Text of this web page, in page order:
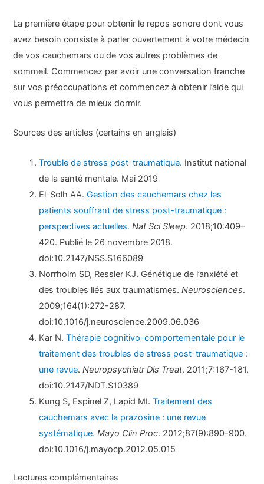
La première étape pour obtenir le repos sonore dont vous
avez besoin consiste à parler ouvertement à votre médecin
de vos cauchemars ou de vos autres problèmes de
sommeil. Commencez par avoir une conversation franche
sur vos préoccupations et commencez à obtenir l’aide qui
vous permettra de mieux dormir.
Sources des articles (certains en anglais)
Trouble de stress post-traumatique. Institut national
de la santé mentale. Mai 2019
El-Solh AA.Gestion des cauchemars chez les
patients souffrant de stress post-traumatique :
perspectives actuelles. Nat Sci Sleep. 2018;10:409–
420. Publié le 26 novembre 2018.
doi:10.2147/NSS.S166089
Norrholm SD, Ressler KJ. Génétique de l’anxiété et
des troubles liés aux traumatismes.Neurosciences.
2009;164(1):272-287.
doi:10.1016/j.neuroscience.2009.06.036
Kar N.Thérapie cognitivo-comportementale pour le
traitement des troubles de stress post-traumatique :
une revue.Neuropsychiatr Dis Treat. 2011;7:167-181.
doi:10.2147/NDT.S10389
Kung S, Espinel Z, Lapid MI.Traitement des
cauchemars avec la prazosine : une revue
systématique. Mayo Clin Proc. 2012;87(9):890-900.
doi:10.1016/j.mayocp.2012.05.015
Lectures complémentaires